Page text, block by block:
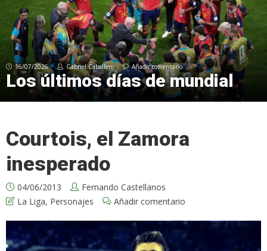
16/07/2026 Gabriel Caballero Añadir comentario
Los últimos días de mundial
Courtois, el Zamora
inesperado
04/06/2013
Fernando Castellanos
La Liga, Personajes Añadir comentario